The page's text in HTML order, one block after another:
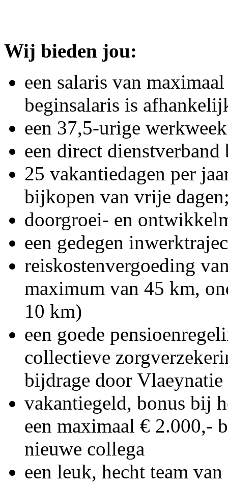
Wij bieden jou:
een salaris van
beginsalaris is
een 37,5-urige werkweek
een direct
25 vakantiedagen per
bijkopen van vrije
doorgroei- en
een gedegen
reiskostenvergoeding
maximum van 45 km,
10 km)
een goede
collectieve
bijdrage door Vlaeynatie
vakantiegeld, bonus bij
een maximaal € 2.000,-
nieuwe collega
een leuk, hecht team